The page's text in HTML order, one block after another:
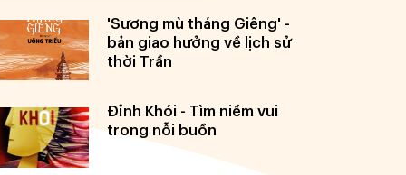
'Sương mù tháng Giêng' -
bản giao hưởng về lịch sử
thời Trần
Đỉnh Khói - Tìm niềm vui
trong nỗi buồn